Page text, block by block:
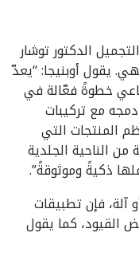
الدكتور توشار
يقول أوبنيجا: “يعدّ
خطوةً فعّالة في
مع تركيبات
المنتجات التي
الناحية الجلدية
ذكيةً وموثوقةً”.
آلة، فإن تطبيقات
القيود، كما يقول